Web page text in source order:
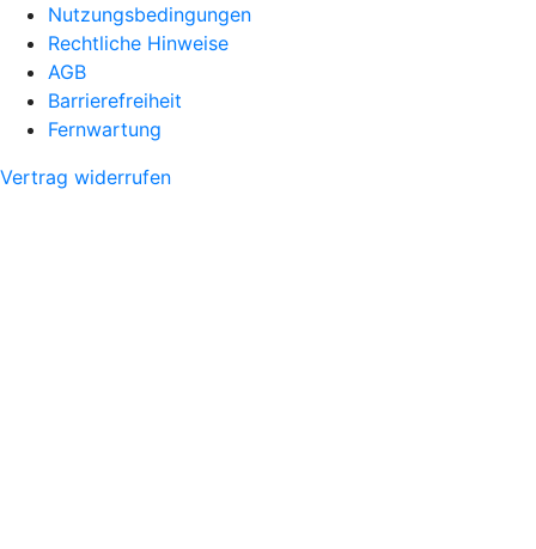
Nutzungsbedingungen
Rechtliche Hinweise
AGB
Barrierefreiheit
Fernwartung
Vertrag widerrufen